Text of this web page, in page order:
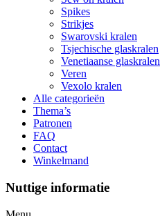
Spikes
Strikjes
Swarovski kralen
Tsjechische glaskralen
Venetiaanse glaskralen
Veren
Vexolo kralen
Alle categorieën
Thema’s
Patronen
FAQ
Contact
Winkelmand
Nuttige informatie